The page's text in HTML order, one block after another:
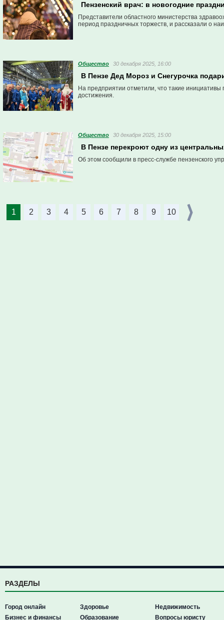
Пензенский врач: в новогодние
Представители областного министерства
период праздничных торжеств, и рассказали о
Общество 30 декабря 2025, 16:00
В Пензе Дед Мороз и Снегурочка
На предприятии отметили, что такие
достижения.
Общество 30 декабря 2025, 15:00
В Пензе перекроют одну из
Об этом сообщили в пресс-службе пензенского
1 2 3 4 5 6 7 8 9 10
РАЗДЕЛЫ
Город онлайн
Бизнес и финансы
Здоровье
Образование
Недвижимость
Вопросы юристу